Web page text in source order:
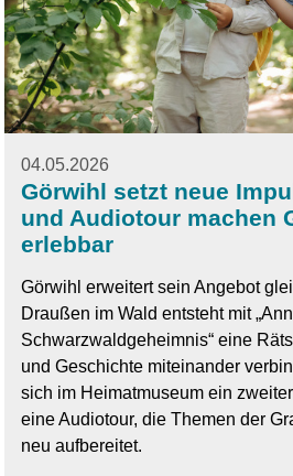
04.05.2026
Görwihl setzt neue
und Audiotour machen
erlebbar
Görwihl erweitert sein Angebot
Draußen im Wald entsteht mit
Schwarzwaldgeheimnis“ eine
und Geschichte miteinander
sich im Heimatmuseum ein
eine Audiotour, die Themen der
neu aufbereitet.